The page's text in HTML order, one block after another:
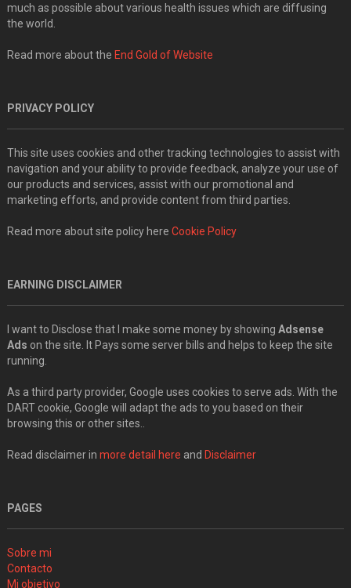
much as possible about various health issues which are diffusing
the world.
Read more about the End Gold of Website
PRIVACY POLICY
This site uses cookies and other tracking technologies to assist with
navigation and your ability to provide feedback, analyze your use of
our products and services, assist with our promotional and
marketing efforts, and provide content from third parties.
Read more about site policy here Cookie Policy
EARNING DISCLAIMER
I want to Disclose that I make some money by showing Adsense
Ads on the site. It Pays some server bills and helps to keep the site
running.
As a third party provider, Google uses cookies to serve ads. With the
DART cookie, Google will adapt the ads to you based on their
browsing this or other sites..
Read disclaimer in more detail here and Disclaimer
PAGES
Sobre mi
Contacto
Mi objetivo